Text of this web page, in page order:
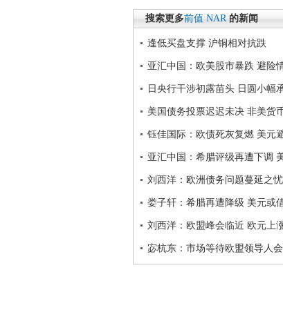
搜索更多前值 NAR 的新闻
逢低买盘支撑 沪铜相对抗跌
亚汇中国：欧美股市暴跌 避险
日央行干涉初露苗头 日圆小幅
美国债务投票迟迟未决 非美货
钰佳国际：欧债死灰复燃 美元
亚汇中国：希腊评级再遭下调
刘西洋：欧洲债务问题蔓延之
娄子轩：希腊再遭降级 美元或
刘西洋：欧盟峰会临近 欧元上
宓杭东：市场等待欧盟领导人会